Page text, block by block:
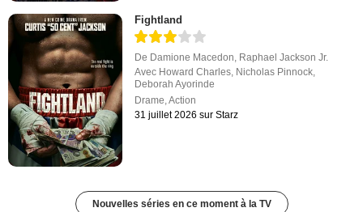
Fightland
De Damione Macedon, Raphael Jackson Jr.
Avec Howard Charles, Nicholas Pinnock,
Deborah Ayorinde
Drame,Action
31 juillet 2026 sur Starz
Nouvelles séries en ce moment à la TV